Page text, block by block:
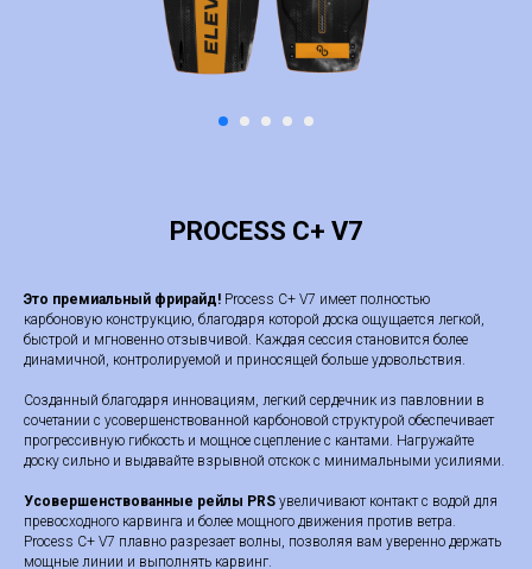
PROCESS C+ V7
Это премиальный фрирайд! Process C+ V7 имеет полностью
карбоновую конструкцию, благодаря которой доска ощущается легкой,
быстрой и мгновенно отзывчивой. Каждая сессия становится более
динамичной, контролируемой и приносящей больше удовольствия.
Созданный благодаря инновациям, легкий сердечник из павловнии в
сочетании с усовершенствованной карбоновой структурой обеспечивает
прогрессивную гибкость и мощное сцепление с кантами. Нагружайте
доску сильно и выдавайте взрывной отскок с минимальными усилиями.
Усовершенствованные рейлы PRS увеличивают контакт с водой для
превосходного карвинга и более мощного движения против ветра.
Process C+ V7 плавно разрезает волны, позволяя вам уверенно держать
мощные линии и выполнять карвинг.